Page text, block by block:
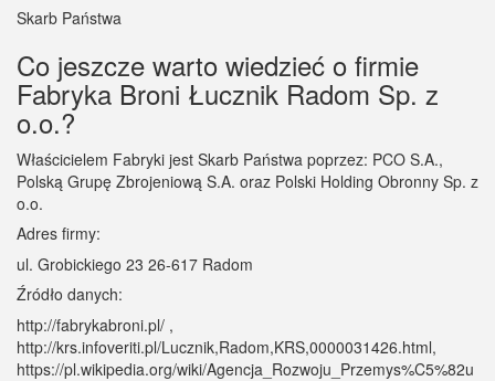
Skarb Państwa
Co jeszcze warto wiedzieć o firmie
Fabryka Broni Łucznik Radom Sp. z
o.o.?
Właścicielem Fabryki jest Skarb Państwa poprzez: PCO S.A.,
Polską Grupę Zbrojeniową S.A. oraz Polski Holding Obronny Sp. z
o.o.
Adres firmy:
ul. Grobickiego 23 26-617 Radom
Źródło danych:
http://fabrykabroni.pl/ ,
http://krs.infoveriti.pl/Lucznik,Radom,KRS,0000031426.html,
https://pl.wikipedia.org/wiki/Agencja_Rozwoju_Przemys%C5%82u